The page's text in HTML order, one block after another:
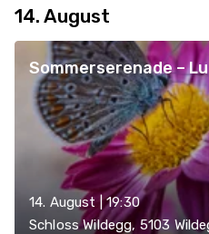
14. August
Sommerserenade –
14. August | 19:30
Schloss Wildegg, 5103